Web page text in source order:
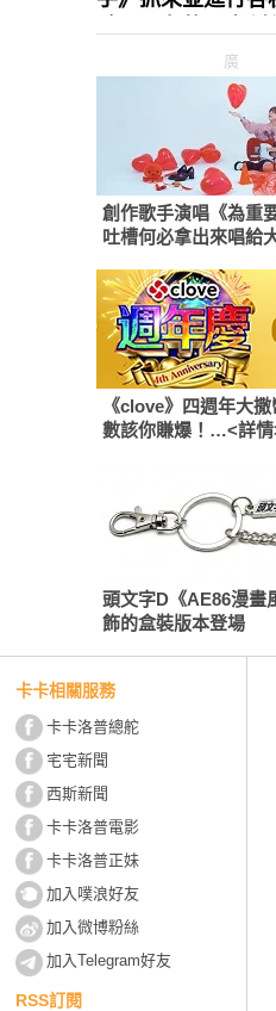
創作歌手演唱《為重
吐槽何必拿出來唱給
《clove》四週年大
數該你賺爆！…<詳
頭文字D《AE86漫畫
飾的盒裝版本登場
卡卡相關服務
卡卡洛普總舵
宅宅新聞
西斯新聞
卡卡洛普電影
卡卡洛普正妹
加入噗浪好友
加入微博粉絲
加入Telegram好友
RSS訂閱